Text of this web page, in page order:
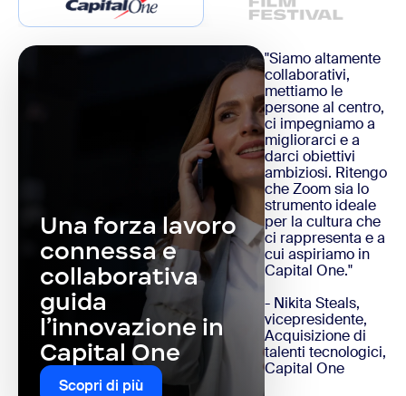
Una forza lavoro
connessa e
collaborativa
guida
l’innovazione in
Capital One
Scopri di più
"Siamo altamente
collaborativi,
mettiamo le
persone al centro,
ci impegniamo a
migliorarci e a
darci obiettivi
ambiziosi. Ritengo
che Zoom sia lo
strumento ideale
per la cultura che
ci rappresenta e a
cui aspiriamo in
Capital One."
- Nikita Steals,
vicepresidente,
Acquisizione di
talenti tecnologici,
Capital One